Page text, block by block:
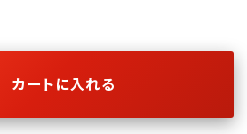
カートに入れる